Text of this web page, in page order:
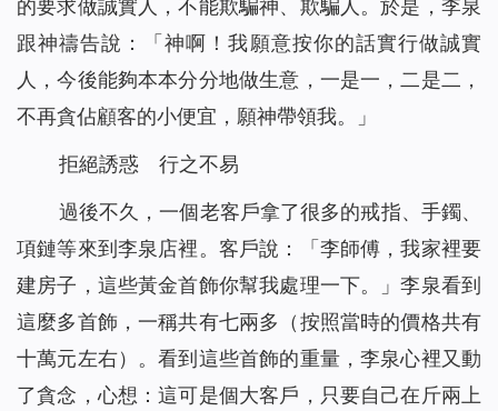
的要求做誠實人，不能欺騙神、欺騙人。於是，李泉
跟神禱告說：「神啊！我願意按你的話實行做誠實
人，今後能夠本本分分地做生意，一是一，二是二，
不再貪佔顧客的小便宜，願神帶領我。」
拒絕誘惑 行之不易
過後不久，一個老客戶拿了很多的戒指、手鐲、
項鏈等來到李泉店裡。客戶說：「李師傅，我家裡要
建房子，這些黃金首飾你幫我處理一下。」李泉看到
這麼多首飾，一稱共有七兩多（按照當時的價格共有
十萬元左右）。看到這些首飾的重量，李泉心裡又動
了貪念，心想：這可是個大客戶，只要自己在斤兩上